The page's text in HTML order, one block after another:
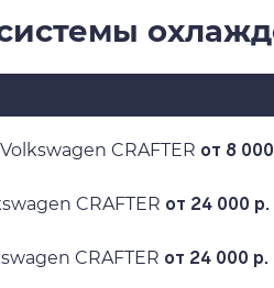
CRAFTER от 8
CRAFTER от 24 000 р.
CRAFTER от 24 000 р.